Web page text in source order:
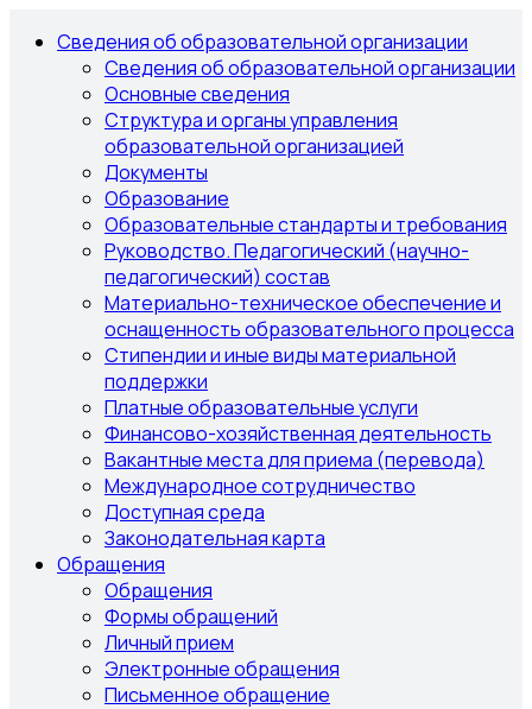
Сведения об образовательной организации
Сведения об образовательной организации
Основные сведения
Структура и органы управления
образовательной организацией
Документы
Образование
Образовательные стандарты и требования
Руководство. Педагогический (научно-
педагогический) состав
Материально-техническое обеспечение и
оснащенность образовательного процесса
Стипендии и иные виды материальной
поддержки
Платные образовательные услуги
Финансово-хозяйственная деятельность
Вакантные места для приема (перевода)
Международное сотрудничество
Доступная среда
Законодательная карта
Обращения
Обращения
Формы обращений
Личный прием
Электронные обращения
Письменное обращение